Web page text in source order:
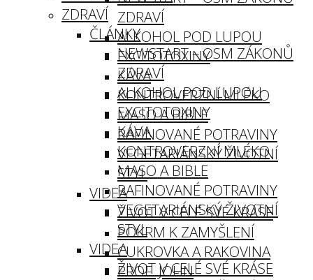
ZDRAVÍ
ALKOHOL POD LUPOU
EXCITOTOXINY
KÁVA
KONTROVERZNÍ MLÉKO
MASO A BIBLE
RAFINOVANÉ POTRAVINY
VEGETARIÁNSKÝ ŽIVOTNÍ
STYL
VIDEA
ŽIVOT V CELÉ SVÉ KRÁSE
POKRM K ZAMYŠLENÍ
CUKROVKA A RAKOVINA
PROF. JOHN
ZDRAVÍ
ČLÁNKY
NEWSTART – OSM ZÁKONŮ
ZDRAVÍ
ALKOHOL POD LUPOU
EXCITOTOXINY
KÁVA
KONTROVERZNÍ MLÉKO
MASO A BIBLE
RAFINOVANÉ POTRAVINY
VEGETARIÁNSKÝ ŽIVOTNÍ
STYL
VIDEA
ŽIVOT V CELÉ SVÉ KRÁSE